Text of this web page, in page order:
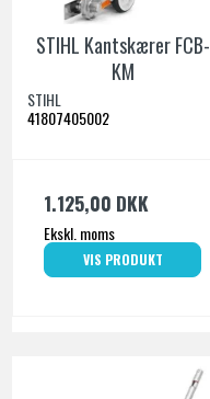
STIHL Kantskærer FCB-
KM
STIHL
41807405002
1.125,00 DKK
Ekskl. moms
VIS PRODUKT